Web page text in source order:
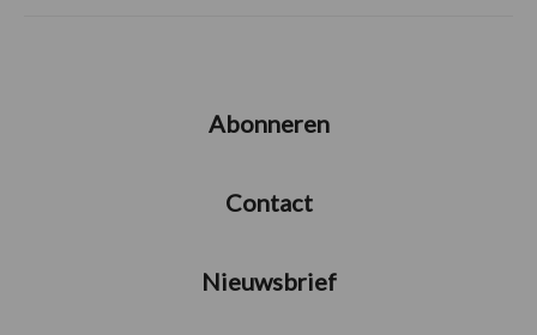
Abonneren
Contact
Nieuwsbrief